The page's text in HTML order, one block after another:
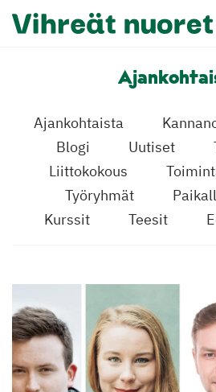
Ajankohtaista
Blogi
Uutiset
Liittokokous
Työryhmät
Kurssit
Teesit